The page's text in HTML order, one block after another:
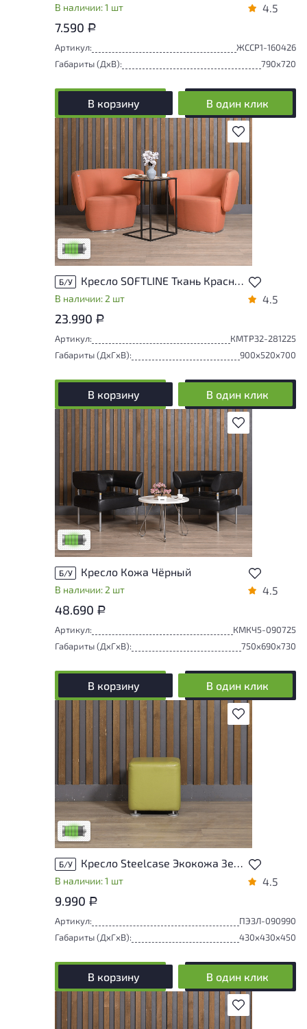
В наличии: 1 шт 4.5
7.590 Р
Артикул:
ЖССР1-160426
Габариты (ДxВ):
790x720
В корзину В один клик
В избранное
У товара присутствуют незначительные
следы эксплуатации, не влияющие на
удобство его использования
Низкая степень износа
Б/У Кресло SOFTLINE Ткань Красный Дания
В наличии: 2 шт 4.5
23.990 Р
Артикул:
КМТРЗ2-281225
Габариты (ДxГxВ):
900x520x700
В корзину В один клик
В избранное
У товара присутствуют незначительные
следы эксплуатации, не влияющие на
удобство его использования
Низкая степень износа
Б/У Кресло Кожа Чёрный
В наличии: 2 шт 4.5
48.690 Р
Артикул:
КМКЧ5-090725
Габариты (ДxГxВ):
750x690x730
В корзину В один клик
В избранное
У товара присутствуют незначительные
следы эксплуатации, не влияющие на
удобство его использования
Низкая степень износа
Б/У Кресло Steelcase Экокожа Зелёный Франция
В наличии: 1 шт 4.5
9.990 Р
Артикул:
ПЭЗЛ-090990
Габариты (ДxГxВ):
430x430x450
В корзину В один клик
В избранное